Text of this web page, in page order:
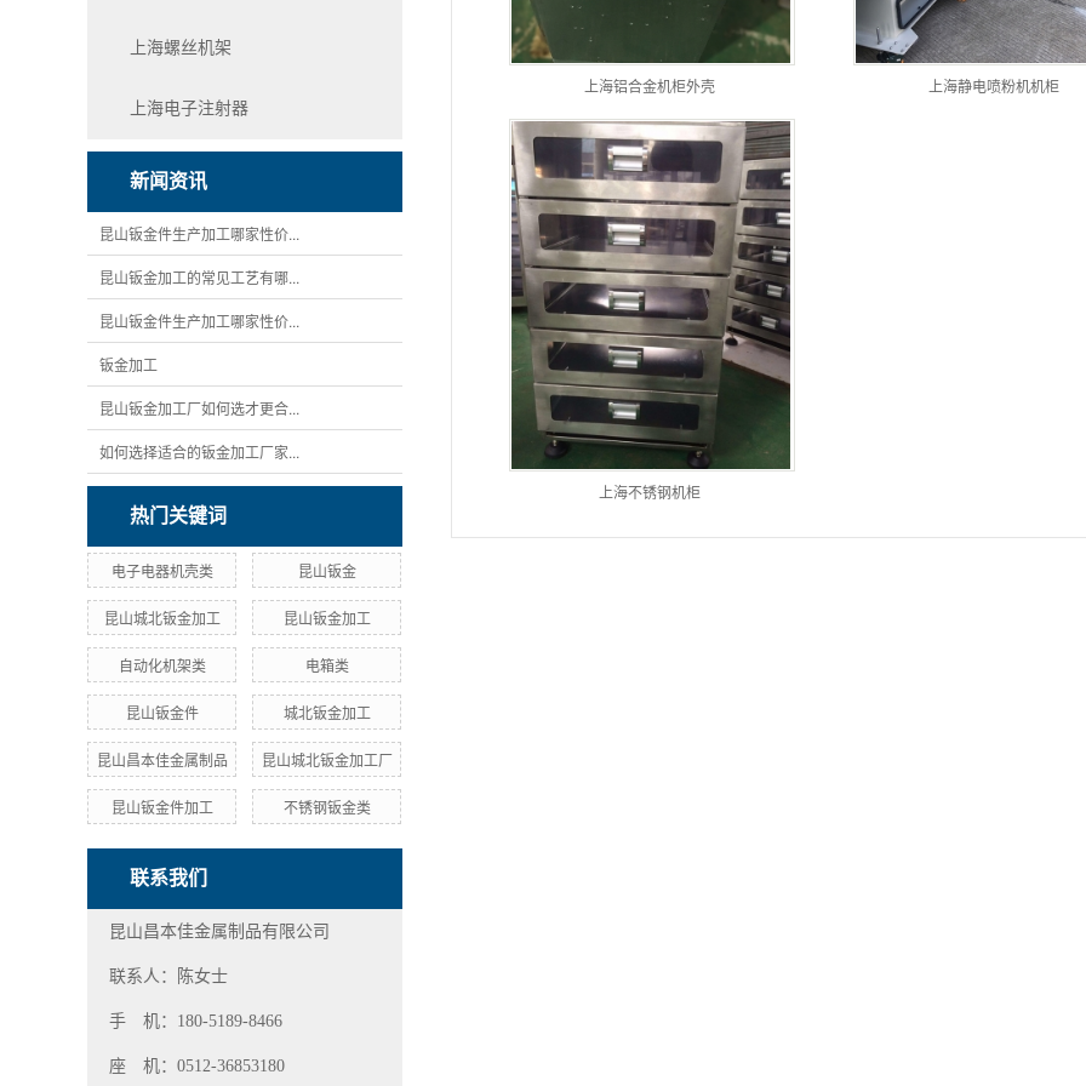
上海螺丝机架
上海电子注射器
新闻资讯
昆山钣金件生产加工哪家性价...
昆山钣金加工的常见工艺有哪...
昆山钣金件生产加工哪家性价...
钣金加工
昆山钣金加工厂如何选才更合...
如何选择适合的钣金加工厂家...
热门关键词
电子电器机壳类 昆山钣金
昆山城北钣金加工 昆山钣金加工
自动化机架类 电箱类
昆山钣金件 城北钣金加工
昆山昌本佳金属制品 昆山城北钣金加工厂
昆山钣金件加工 不锈钢钣金类
联系我们
昆山昌本佳金属制品有限公司
联系人：陈女士
手 机：180-5189-8466
座 机：0512-36853180
上海铝合金机柜外壳 上海静电喷粉机机柜
上海不锈钢机柜